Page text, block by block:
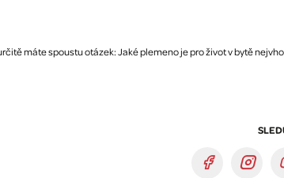
máte spoustu otázek: Jaké plemeno je pro život v bytě